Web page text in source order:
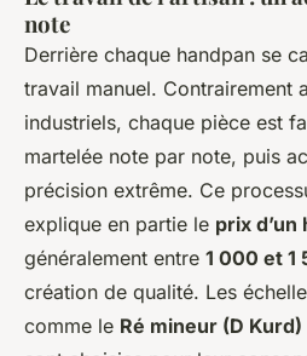
note
Derrière chaque handpan se
travail manuel. Contrairement
industriels, chaque pièce est
martelée note par note, puis
précision extrême. Ce
explique en partie le prix d’un
généralement entre 1 000 et 1
création de qualité. Les
comme le Ré mineur (D Kurd)